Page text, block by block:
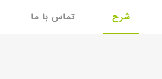
شرح تماس با ما